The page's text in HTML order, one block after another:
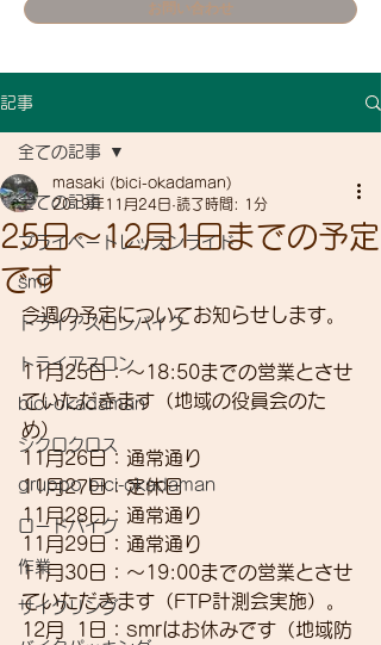
お問い合わせ
記事
全ての記事
プライベートレッスンライド
smr
トライアスロンバイク
トライアスロン
bici-okadaman
シクロクロス
gruppo bici-okadaman
ロードバイク
作業
サイクリング
全ての記事
25日～12月1日までの予定
です
masaki (bici-okadaman)
2019年11月24日 読了時間: 1分
今週の予定についてお知らせします。
11月25日：～18:50までの営業とさせ
ていただきます（地域の役員会のた
め）
11月26日：通常通り
11月27日：定休日
11月28日：通常通り
11月29日：通常通り
11月30日：～19:00までの営業とさせ
ていただきます（FTP計測会実施）。
12月  1日：smrはお休みです（地域防